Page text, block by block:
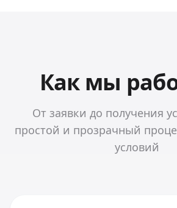
Как мы
От заявки до получения
простой и прозрачный
условий